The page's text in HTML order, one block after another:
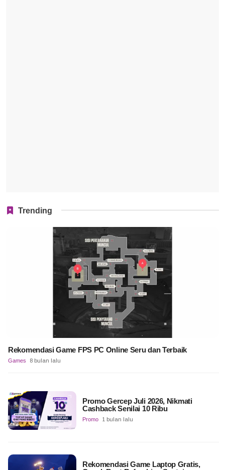
Trending
Rekomendasi Game FPS PC Online Seru dan Terbaik
Games 8 bulan lalu
Promo Gercep Juli 2026, Nikmati
Cashback Senilai 10 Ribu
Promo 1 bulan lalu
Rekomendasi Game Laptop Gratis,